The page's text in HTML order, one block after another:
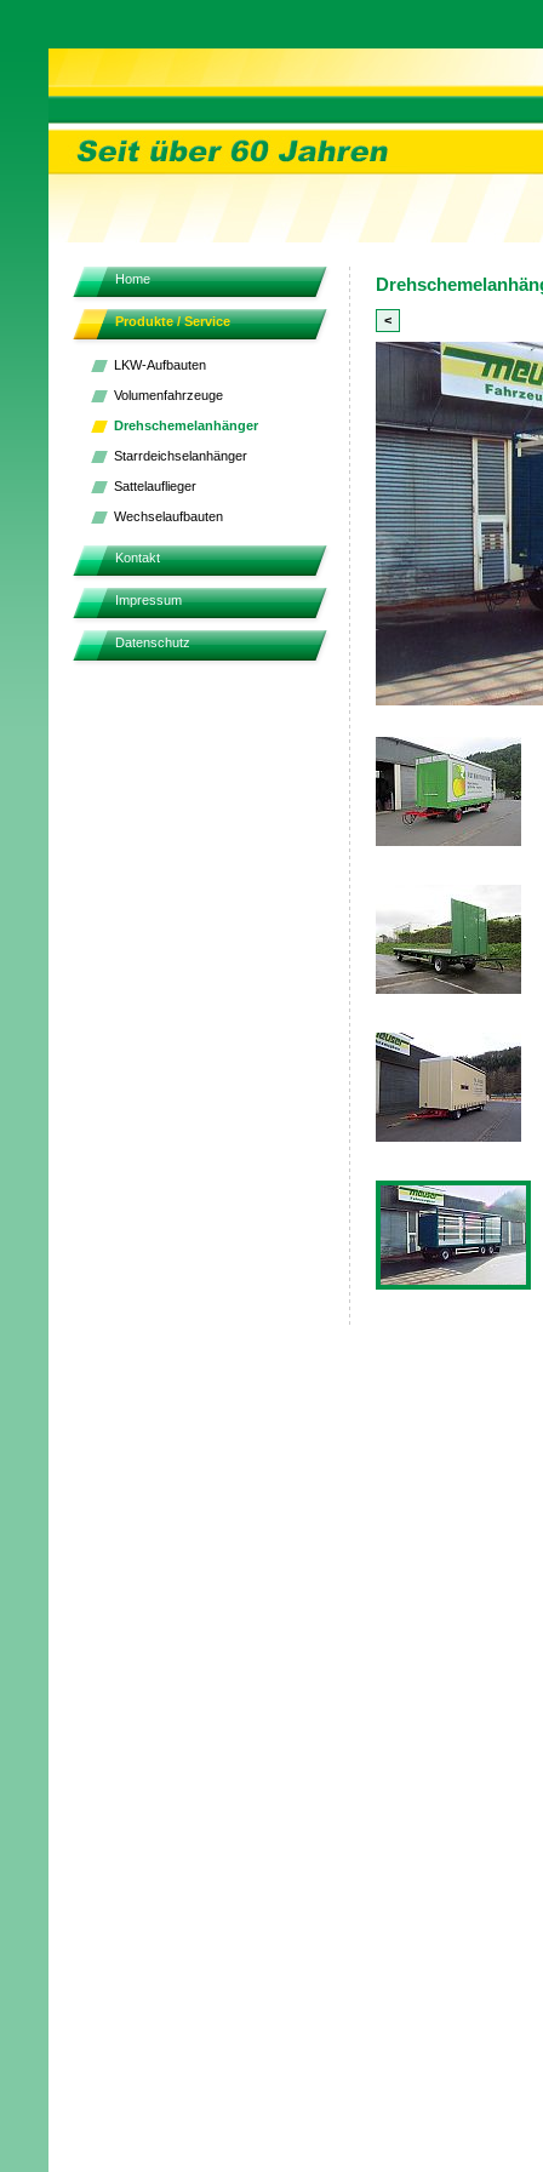
Home
Produkte / Service
LKW-Aufbauten
Volumenfahrzeuge
Drehschemelanhänger
Starrdeichselanhänger
Sattelauflieger
Wechselaufbauten
Kontakt
Impressum
Datenschutz
<